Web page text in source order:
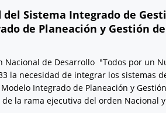
Sistema Integrado de
de Planeación y Gestión
Nacional de Desarrollo "Todos por un
la necesidad de integrar los sistemas
Integrado de Planeación y
la rama ejecutiva del orden Nacional